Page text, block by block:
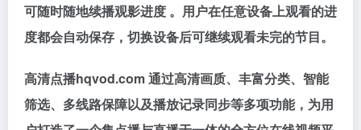
可随时随地续播观影进度 。用户在任意设备上观看的进
度都会自动保存，切换设备后可继续观看未完的节目。
高清点播hqvod.com 通过高清画质、丰富分类、智能
筛选、多线路保障以及播放记录同步等多项功能，为用